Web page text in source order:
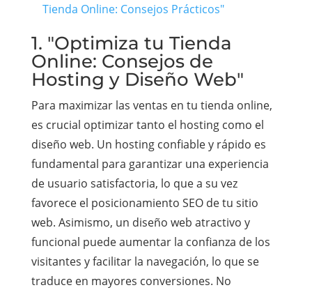
Tienda Online: Consejos Prácticos"
1. "Optimiza tu Tienda
Online: Consejos de
Hosting y Diseño Web"
Para maximizar las ventas en tu tienda online,
es crucial optimizar tanto el hosting como el
diseño web. Un hosting confiable y rápido es
fundamental para garantizar una experiencia
de usuario satisfactoria, lo que a su vez
favorece el posicionamiento SEO de tu sitio
web. Asimismo, un diseño web atractivo y
funcional puede aumentar la confianza de los
visitantes y facilitar la navegación, lo que se
traduce en mayores conversiones. No